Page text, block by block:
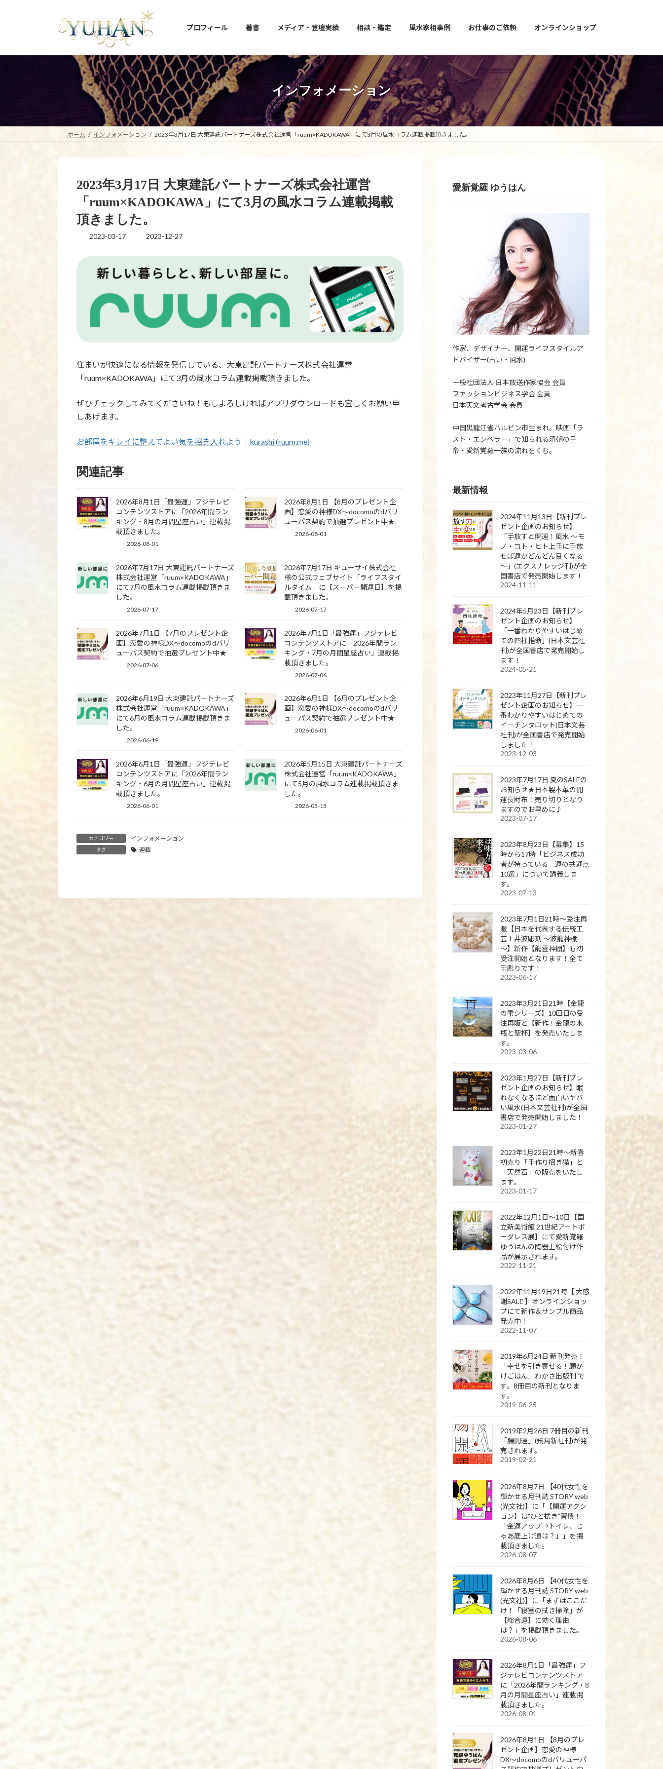
ツ
シ
プロフィール 著書 メディア・登壇実績 相談・鑑定 風水家相事例 お仕事のご依頼 オンラインショップ
インフォメーション
ホーム インフォメーション 2023年3月17日 大東建託パートナーズ株式会社運営「ruum×KADOKAWA」にて3月の風水コラム連載掲載頂きました。
2023年3月17日 大東建託パートナーズ株式会社運営
「ruum×KADOKAWA」にて3月の風水コラム連載掲載
頂きました。
2023-03-17
最
更
新
日
2023-12-27
住まいが快適になる情報を発信している、大東建託パートナーズ株式会社運営
「ruum×KADOKAWA」にて3月の風水コラム連載掲載頂きました。
ぜひチェックしてみてくださいね！もしよろしければアプリダウンロードも宜しくお願い申
しあげます。
お部屋をキレイに整えてよい気を招き入れよう｜kurashi (ruum.me)
関連記事
2026年8月1日「最強運」フジテレビ
コンテンツストアに「2026年間ラン
キング・8月の月間星座占い」連載掲
載頂きました。
2026-08-01
2026年8月1日 【8月のプレゼント企
画】恋愛の神様DX〜docomoのdバリ
ューパス契約で抽選プレゼント中★
2026-08-01
2026年7月17日 大東建託パートナーズ
株式会社運営「ruum×KADOKAWA」
にて7月の風水コラム連載掲載頂きま
した。
2026-07-17
2026年7月17日 キューサイ株式会社
様の公式ウェブサイト「ライフスタイ
ルタイム」に【スーパー開運日】を掲
載頂きました。
2026-07-17
2026年7月1日 【7月のプレゼント企
画】恋愛の神様DX〜docomoのdバリ
ューパス契約で抽選プレゼント中★
2026-07-06
2026年7月1日「最強運」フジテレビ
コンテンツストアに「2026年間ラン
キング・7月の月間星座占い」連載掲
載頂きました。
2026-07-06
2026年6月19日 大東建託パートナーズ
株式会社運営「ruum×KADOKAWA」
にて6月の風水コラム連載掲載頂きま
した。
2026-06-19
2026年6月1日 【6月のプレゼント企
画】恋愛の神様DX〜docomoのdバリ
ューパス契約で抽選プレゼント中★
2026-06-01
2026年6月1日「最強運」フジテレビ
コンテンツストアに「2026年間ラン
キング・6月の月間星座占い」連載掲
載頂きました。
2026-06-01
2026年5月15日 大東建託パートナーズ
株式会社運営「ruum×KADOKAWA」
にて5月の風水コラム連載掲載頂きま
した。
2026-05-15
カテゴリー インフォメーション
タグ 連載
愛新覚羅 ゆうはん
作家、デザイナー、開運ライフスタイルア
ドバイザー(占い・風水)
一般社団法人 日本放送作家協会 会員
ファッションビジネス学会 会員
日本天文考古学会 会員
中国黒龍江省ハルビン市生まれ。映画「ラ
スト・エンペラー」で知られる清朝の皇
帝・愛新覚羅一族の流れをくむ。
最新情報
2024年11月13日【新刊プレ
ゼント企画のお知らせ】
「手放すと開運！風水 ～モ
ノ・コト・ヒト上手に手放
せば運がどんどん良くなる
～」(エクスナレッジ刊)が全
国書店で発売開始します！
2024-11-11
2024年5月23日【新刊プレ
ゼント企画のお知らせ】
「一番わかりやすいはじめ
ての四柱推命」(日本文芸社
刊)が全国書店で発売開始し
ます！
2024-05-21
2023年11月27日【新刊プレ
ゼント企画のお知らせ】一
番わかりやすいはじめての
イーチンタロット(日本文芸
社刊)が全国書店で発売開始
しました！
2023-12-03
2023年7月17日 夏のSALEの
お知らせ★日本製本革の開
運長財布！売り切りとなり
ますのでお早めに♪
2023-07-17
2023年8月23日【募集】15
時から17時「ビジネス成功
者が持っている－運の共通点
10選」について講義しま
す。
2023-07-13
2023年7月1日21時～受注再
販【日本を代表する伝統工
芸！井波彫刻 ～波龍神棚
～】新作【龍雲神棚】も初
受注開始となります！全て
手彫りです！
2023-06-17
2023年3月21日21時【金龍
の雫シリーズ】10回目の受
注再販と【新作！金龍の水
瓶と聖杯】を発売いたしま
す。
2023-03-06
2023年1月27日【新刊プレ
ゼント企画のお知らせ】眠
れなくなるほど面白いヤバ
い風水(日本文芸社刊)が全国
書店で発売開始しました！
2023-01-27
2023年1月22日21時～新春
初売り「手作り招き猫」と
「天然石」の販売をいたし
ます。
2023-01-17
2022年12月1日～10日【国
立新美術館 21世紀アートボ
ーダレス展】にて愛新覚羅
ゆうはんの陶器上絵付け作
品が展示されます。
2022-11-21
2022年11月19日21時【 大感
謝SALE 】オンラインショッ
プにて新作＆サンプル商品
発売中！
2022-11-07
2019年6月24日 新刊発売！
「幸せを引き寄せる！願か
けごはん」わかさ出版刊 で
す。8冊目の新刊となりま
す。
2019-06-25
2019年2月26日 7冊目の新刊
「腸開運」(飛鳥新社刊)が発
売されます。
2019-02-21
2026年8月7日 【40代女性を
輝かせる月刊誌 STORY web
(光文社)】に「【開運アクシ
ョン】は”ひと拭き”習慣！
「金運アップ→トイレ、じ
ゃあ底上げ運は？」」を掲
載頂きました。
2026-08-07
2026年8月6日 【40代女性を
輝かせる月刊誌 STORY web
(光文社)】に「まずはここだ
け！「寝室の拭き掃除」が
【総合運】に効く理由
は？」を掲載頂きました。
2026-08-06
2026年8月1日「最強運」フ
ジテレビコンテンツストア
に「2026年間ランキング・8
月の月間星座占い」連載掲
載頂きました。
2026-08-01
2026年8月1日 【8月のプレ
ゼント企画】恋愛の神様
DX〜docomoのdバリューパ